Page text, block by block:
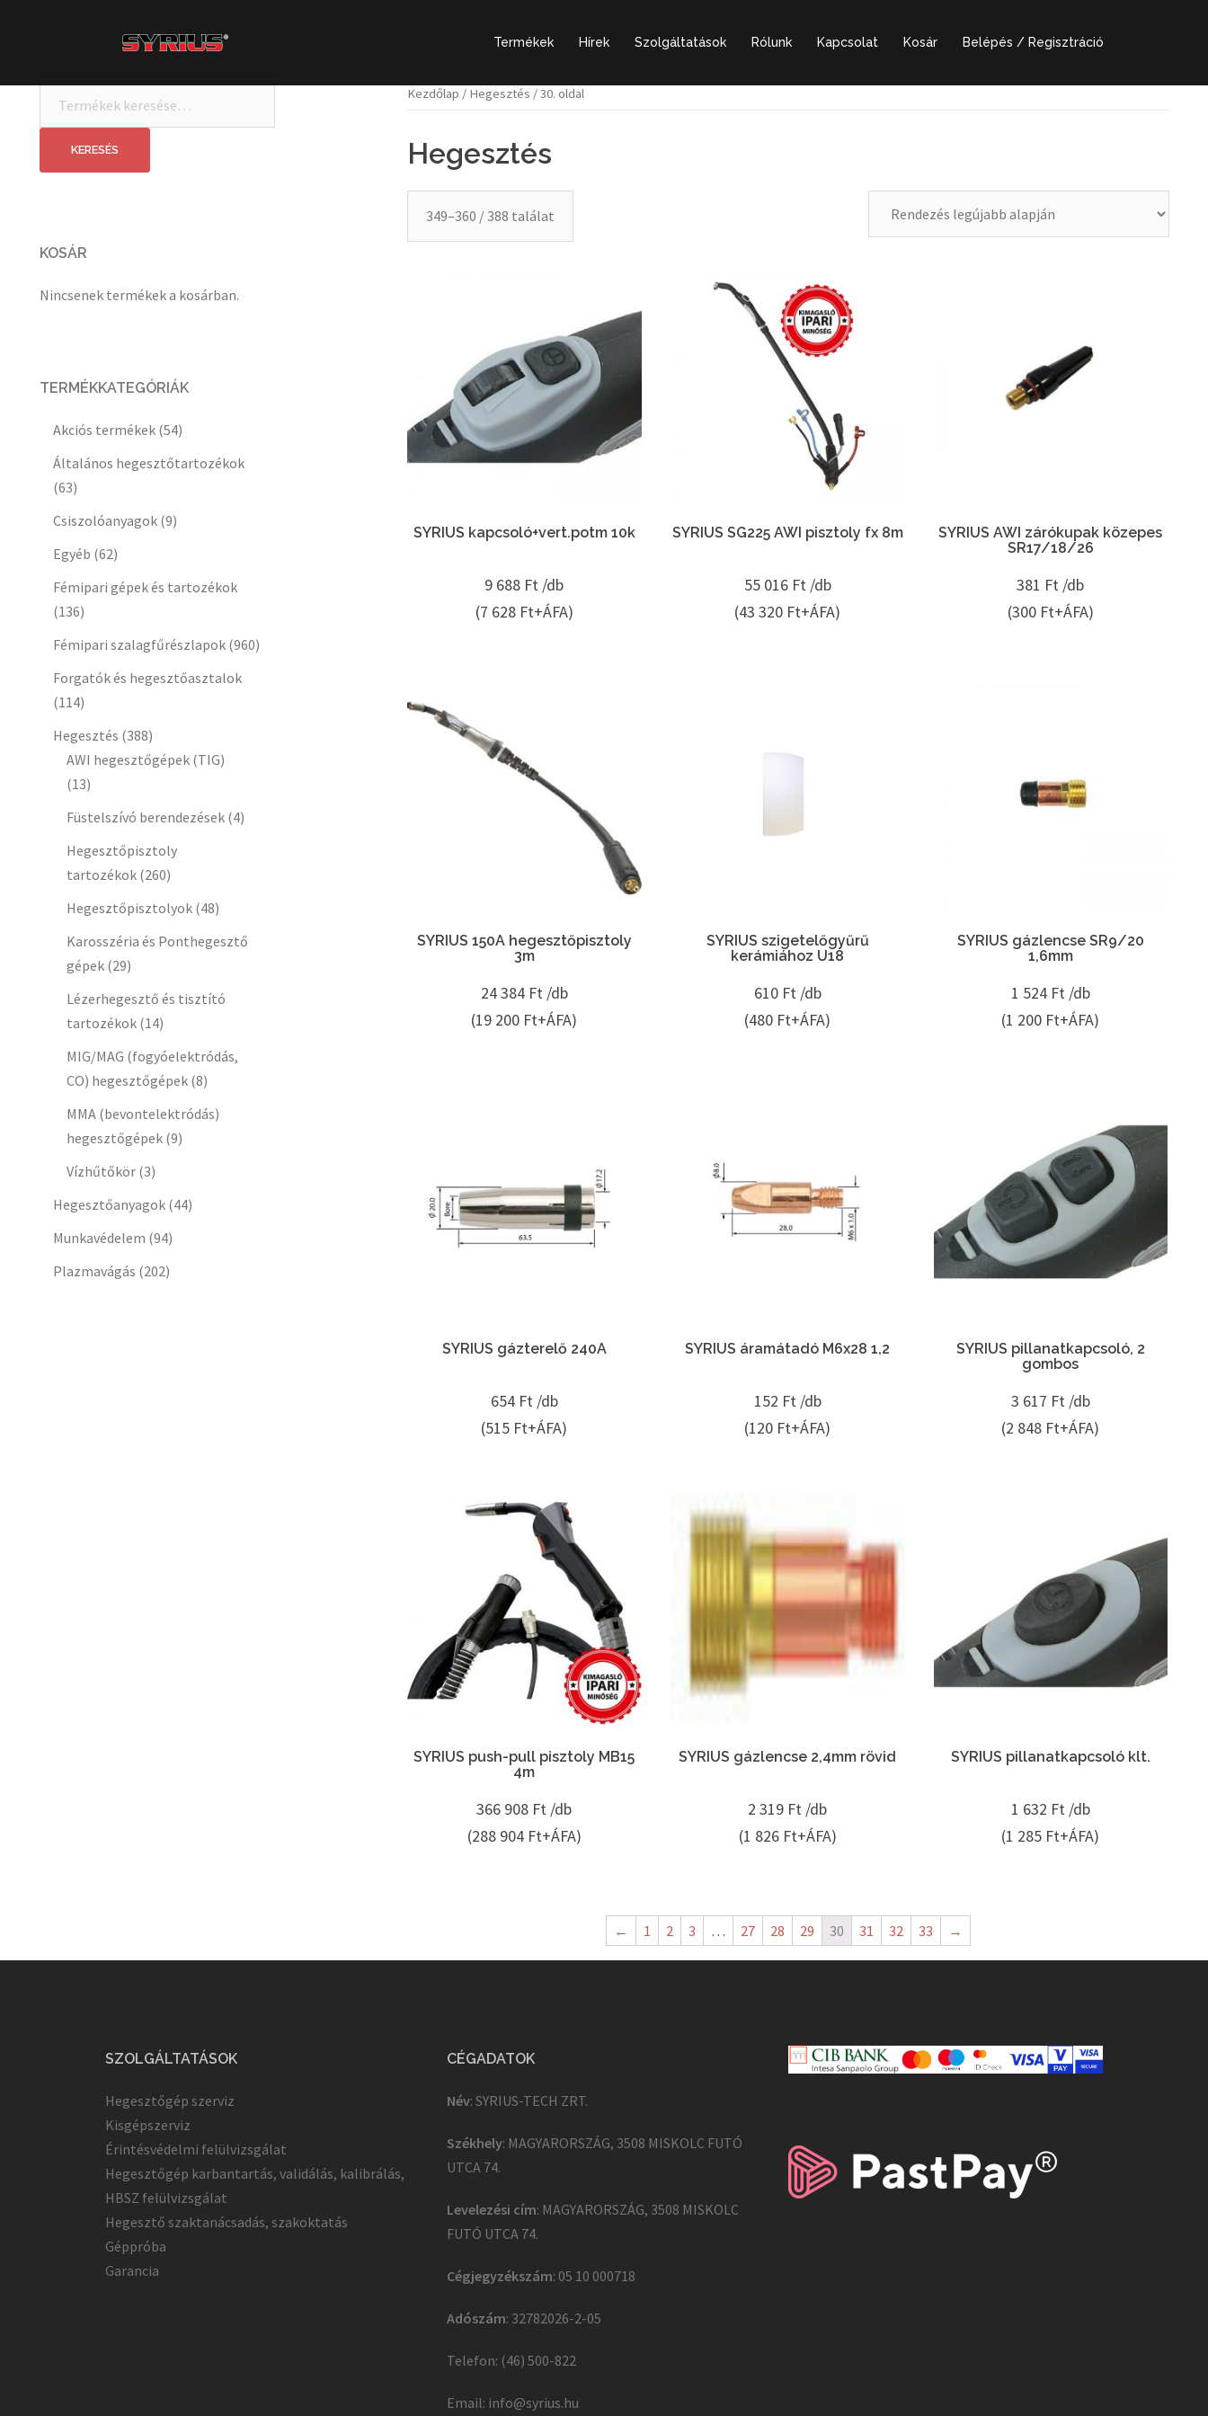
Termékek Hírek Szolgáltatások Rólunk Kapcsolat Kosár Belépés / Regisztráció
Kezdőlap / Hegesztés / 30. oldal
Hegesztés
349–360 / 388 találat
SYRIUS kapcsoló+vert.potm 10k
9 688 Ft /db
(7 628 Ft+ÁFA)
SYRIUS SG225 AWI pisztoly fx 8m
55 016 Ft /db
(43 320 Ft+ÁFA)
SYRIUS AWI zárókupak közepes
SR17/18/26
381 Ft /db
(300 Ft+ÁFA)
SYRIUS 150A hegesztőpisztoly
3m
24 384 Ft /db
(19 200 Ft+ÁFA)
SYRIUS szigetelőgyűrű
kerámiához U18
610 Ft /db
(480 Ft+ÁFA)
SYRIUS gázlencse SR9/20
1,6mm
1 524 Ft /db
(1 200 Ft+ÁFA)
SYRIUS gázterelő 240A
654 Ft /db
(515 Ft+ÁFA)
SYRIUS áramátadó M6x28 1,2
152 Ft /db
(120 Ft+ÁFA)
SYRIUS pillanatkapcsoló, 2
gombos
3 617 Ft /db
(2 848 Ft+ÁFA)
SYRIUS push-pull pisztoly MB15
4m
366 908 Ft /db
(288 904 Ft+ÁFA)
SYRIUS gázlencse 2,4mm rövid
2 319 Ft /db
(1 826 Ft+ÁFA)
SYRIUS pillanatkapcsoló klt.
1 632 Ft /db
(1 285 Ft+ÁFA)
← 1 2 3 … 27 28 29 30 31 32 33 →
következőre:
KERESÉS
KOSÁR
Nincsenek termékek a kosárban.
TERMÉKKATEGÓRIÁK
Akciós termékek (54)
Általános hegesztőtartozékok
(63)
Csiszolóanyagok (9)
Egyéb (62)
Fémipari gépek és tartozékok
(136)
Fémipari szalagfűrészlapok (960)
Forgatók és hegesztőasztalok
(114)
Hegesztés (388)
AWI hegesztőgépek (TIG)
(13)
Füstelszívó berendezések (4)
Hegesztőpisztoly
tartozékok (260)
Hegesztőpisztolyok (48)
Karosszéria és Ponthegesztő
gépek (29)
Lézerhegesztő és tisztító
tartozékok (14)
MIG/MAG (fogyóelektródás,
CO) hegesztőgépek (8)
MMA (bevontelektródás)
hegesztőgépek (9)
Vízhűtőkör (3)
Hegesztőanyagok (44)
Munkavédelem (94)
Plazmavágás (202)
SZOLGÁLTATÁSOK
Hegesztőgép szerviz
Kisgépszerviz
Érintésvédelmi felülvizsgálat
Hegesztőgép karbantartás, validálás, kalibrálás,
HBSZ felülvizsgálat
Hegesztő szaktanácsadás, szakoktatás
Géppróba
Garancia
CÉGADATOK
Név: SYRIUS-TECH ZRT.
Székhely: MAGYARORSZÁG, 3508 MISKOLC FUTÓ
UTCA 74.
Levelezési cím: MAGYARORSZÁG, 3508 MISKOLC
FUTÓ UTCA 74.
Cégjegyzékszám: 05 10 000718
Adószám: 32782026-2-05
Telefon: (46) 500-822
Email: info@syrius.hu